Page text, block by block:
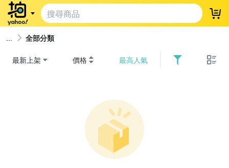
登
全部分類
最新上架 價格 最高人氣